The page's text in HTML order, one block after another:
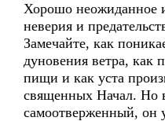
Хорошо неожиданное
неверия и
Замечайте, как
дуновения ветра, как
пищи и как уста
священных Начал. Но
самоотверженный, он